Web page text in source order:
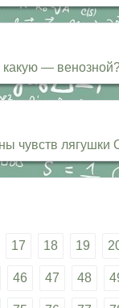
какую —
лягушки
17 18 19
46 47 48